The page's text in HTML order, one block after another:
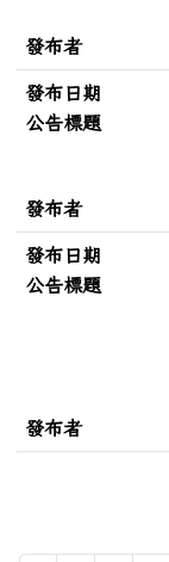
發布者
發布日期
公告標題
發布者
發布日期
公告標題
發布者